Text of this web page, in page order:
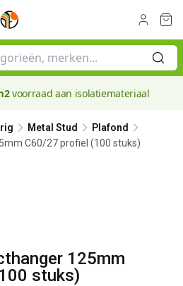
voorraad aan isolatiemateriaal
Metal Stud
Plafond
C60/27 profiel (100 stuks)
125mm
stuks)